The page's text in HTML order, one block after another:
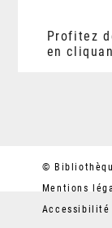
Profitez
en
©
Mentions
Accessibilité